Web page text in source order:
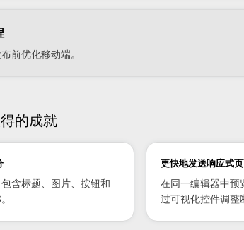
前优化移动端。
的成就
含标题、图片、按钮和
更快地发送响应式
在同一编辑器中预
过可视化控件调整